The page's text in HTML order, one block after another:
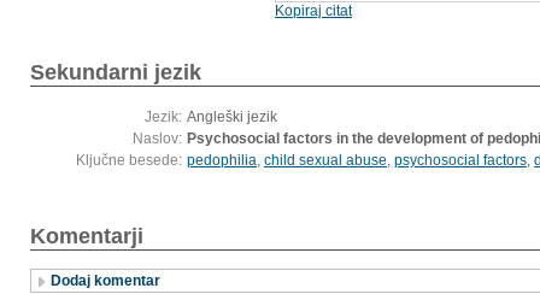
Kopiraj citat
Sekundarni jezik
Jezik: Angleški jezik
Naslov: Psychosocial factors in the development of
Ključne besede: pedophilia, child sexual abuse, psychosocial factors,
Komentarji
Dodaj komentar